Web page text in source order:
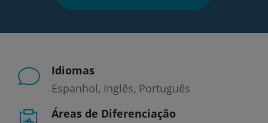
Idiomas
Espanhol Inglês Português
Áreas de Diferenciação